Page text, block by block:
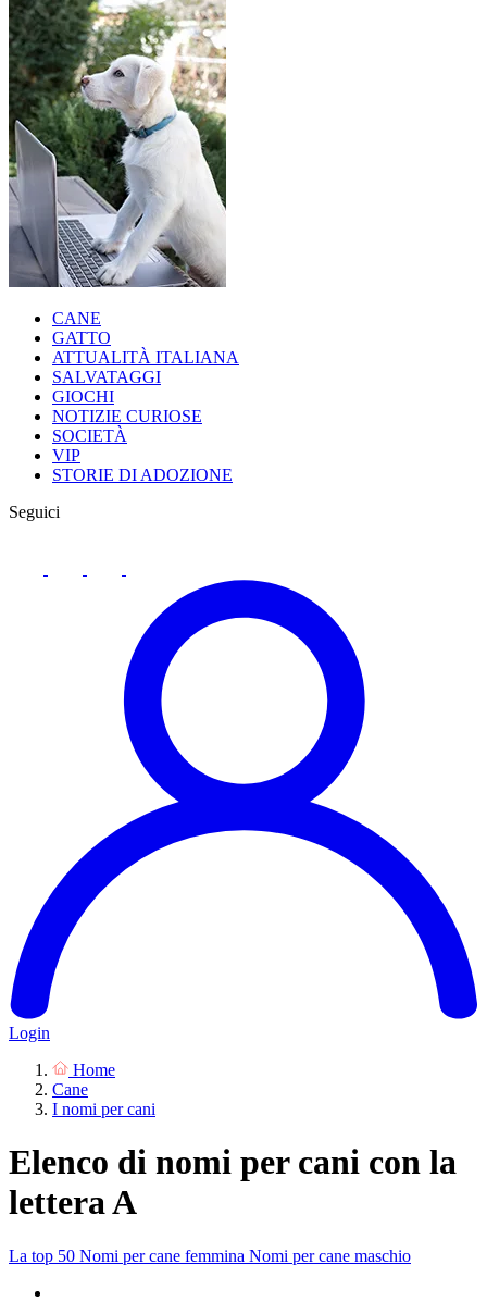
CANE
GATTO
ATTUALITÀ ITALIANA
SALVATAGGI
GIOCHI
NOTIZIE CURIOSE
SOCIETÀ
VIP
STORIE DI ADOZIONE
Seguici
Login
Home
Cane
I nomi per cani
Elenco di nomi per cani con la
lettera A
La top 50 Nomi per cane femmina Nomi per cane maschio